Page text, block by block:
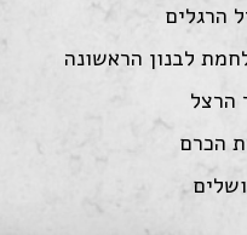
הרגלים
לבנון הראשונה
הרצל
הכרם